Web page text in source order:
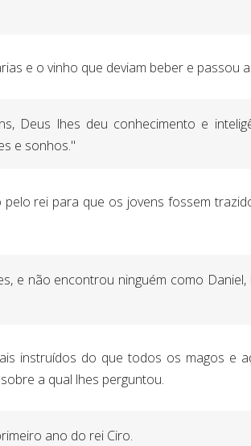
e o vinho que deviam beber e passou
Deus lhes deu conhecimento e
e sonhos."
rei para que os jovens fossem
e não encontrou ninguém como
instruídos do que todos os magos e
a qual lhes perguntou.
ano do rei Ciro.